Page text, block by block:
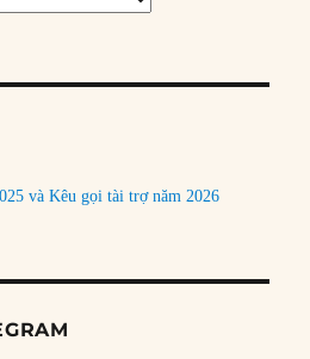
và Kêu gọi tài trợ năm 2026